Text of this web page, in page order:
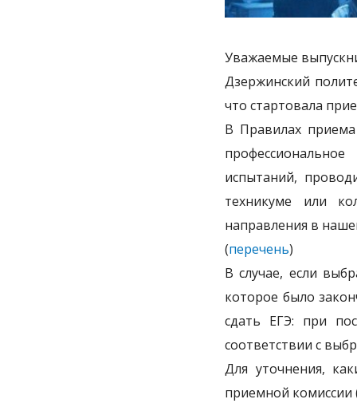
Уважаемые
Дзержинский
что стартовала
В Правилах
испытаний,
техникуме или
направления в
(перечень)
В случае, если
которое было
сдать ЕГЭ: при
соответствии с
Для уточнения,
приемной